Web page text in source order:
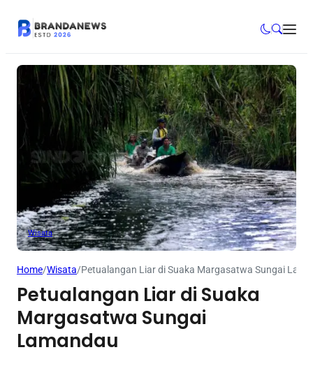
Wisata
Home/Wisata/Petualangan Liar di Suaka Margasatwa Sungai
Petualangan Liar di Suaka
Margasatwa Sungai
Lamandau